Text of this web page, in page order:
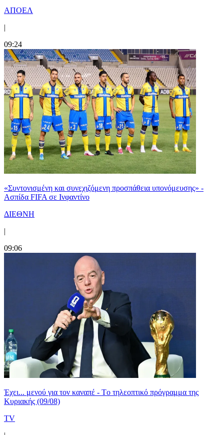
ΑΠΟΕΛ
|
09:24
«Συντονισμένη και συνεχιζόμενη προσπάθεια υπονόμευσης» -
Ασπίδα FIFA σε Ινφαντίνο
ΔΙΕΘΝΗ
|
09:06
Έχει... μενού για τον καναπέ - Tο τηλεοπτικό πρόγραμμα της
Κυριακής (09/08)
TV